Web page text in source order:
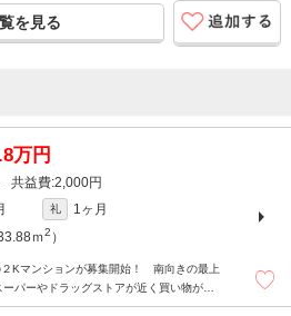
を見る
万円
2,000円
礼
1ヶ月
ｍ2 ）
Kマンションが募集開始！ 南向きの最上
パーやドラッグストアが近く買い物が便